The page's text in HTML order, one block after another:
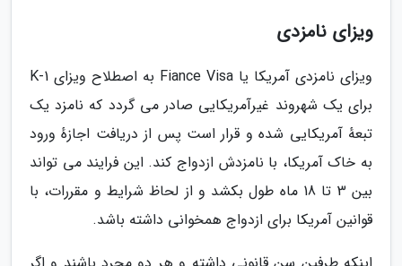
ویزای نامزدی
ویزای نامزدی آمریکا یا Fiance Visa به اصطلاح ویزای K-1
برای یک شهروند غیرآمریکایی صادر می گردد که نامزد یک
تبعهٔ آمریکایی شده و قرار است پس از دریافت اجازهٔ ورود
به خاک آمریکا، با نامزدش ازدواج کند. این فرایند می تواند
بین 3 تا 18 ماه طول بکشد و از لحاظ شرایط و مقررات، با
قوانین آمریکا برای ازدواج همخوانی داشته باشد.